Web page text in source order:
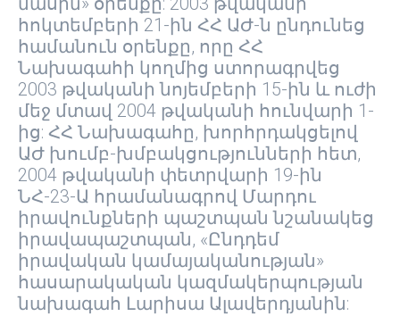
հոկտեմբերի 21-ին ՀՀ ԱԺ-ն ընդունեց
համանուն օրենքը, որը ՀՀ
Նախագահի կողմից ստորագրվեց
2003 թվականի նոյեմբերի 15-ին և ուժի
մեջ մտավ 2004 թվականի հունվարի 1-
ից: ՀՀ Նախագահը, խորհրդակցելով
ԱԺ խումբ-խմբակցությունների հետ,
2004 թվականի փետրվարի 19-ին
ՆՀ-23-Ա հրամանագրով Մարդու
իրավունքների պաշտպան նշանակեց
իրավապաշտպան, «Ընդդեմ
իրավական կամայականության»
հասարակական կազմակերպության
նախագահ Լարիսա Ալավերդյանին: